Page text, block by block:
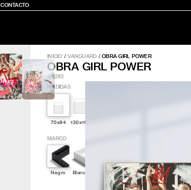
CONTACTO
INICIO /VANGUARD / OBRA GIRL POWER
OBRA GIRL POWER
SV283
MEDIDAS
70x94 130x100
MARCO
Negro Blanco Dorado Plateado Roble Sin Marco